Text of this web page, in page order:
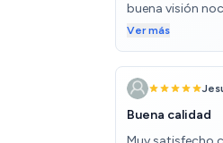
buena visión
muy claros y
es un éxito.
puedes colocar
movimiento y
móvil. Si detecta
Ver más
Buena calidad